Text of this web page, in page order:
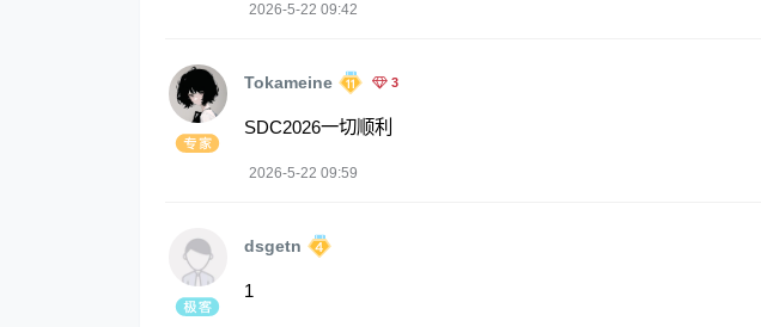
2026-5-22 09:42
Tokameine 3
SDC2026一切顺利
2026-5-22 09:59
dsgetn
1